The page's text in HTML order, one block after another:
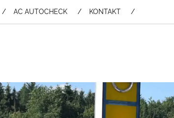
AC AUTOCHECK KONTAKT